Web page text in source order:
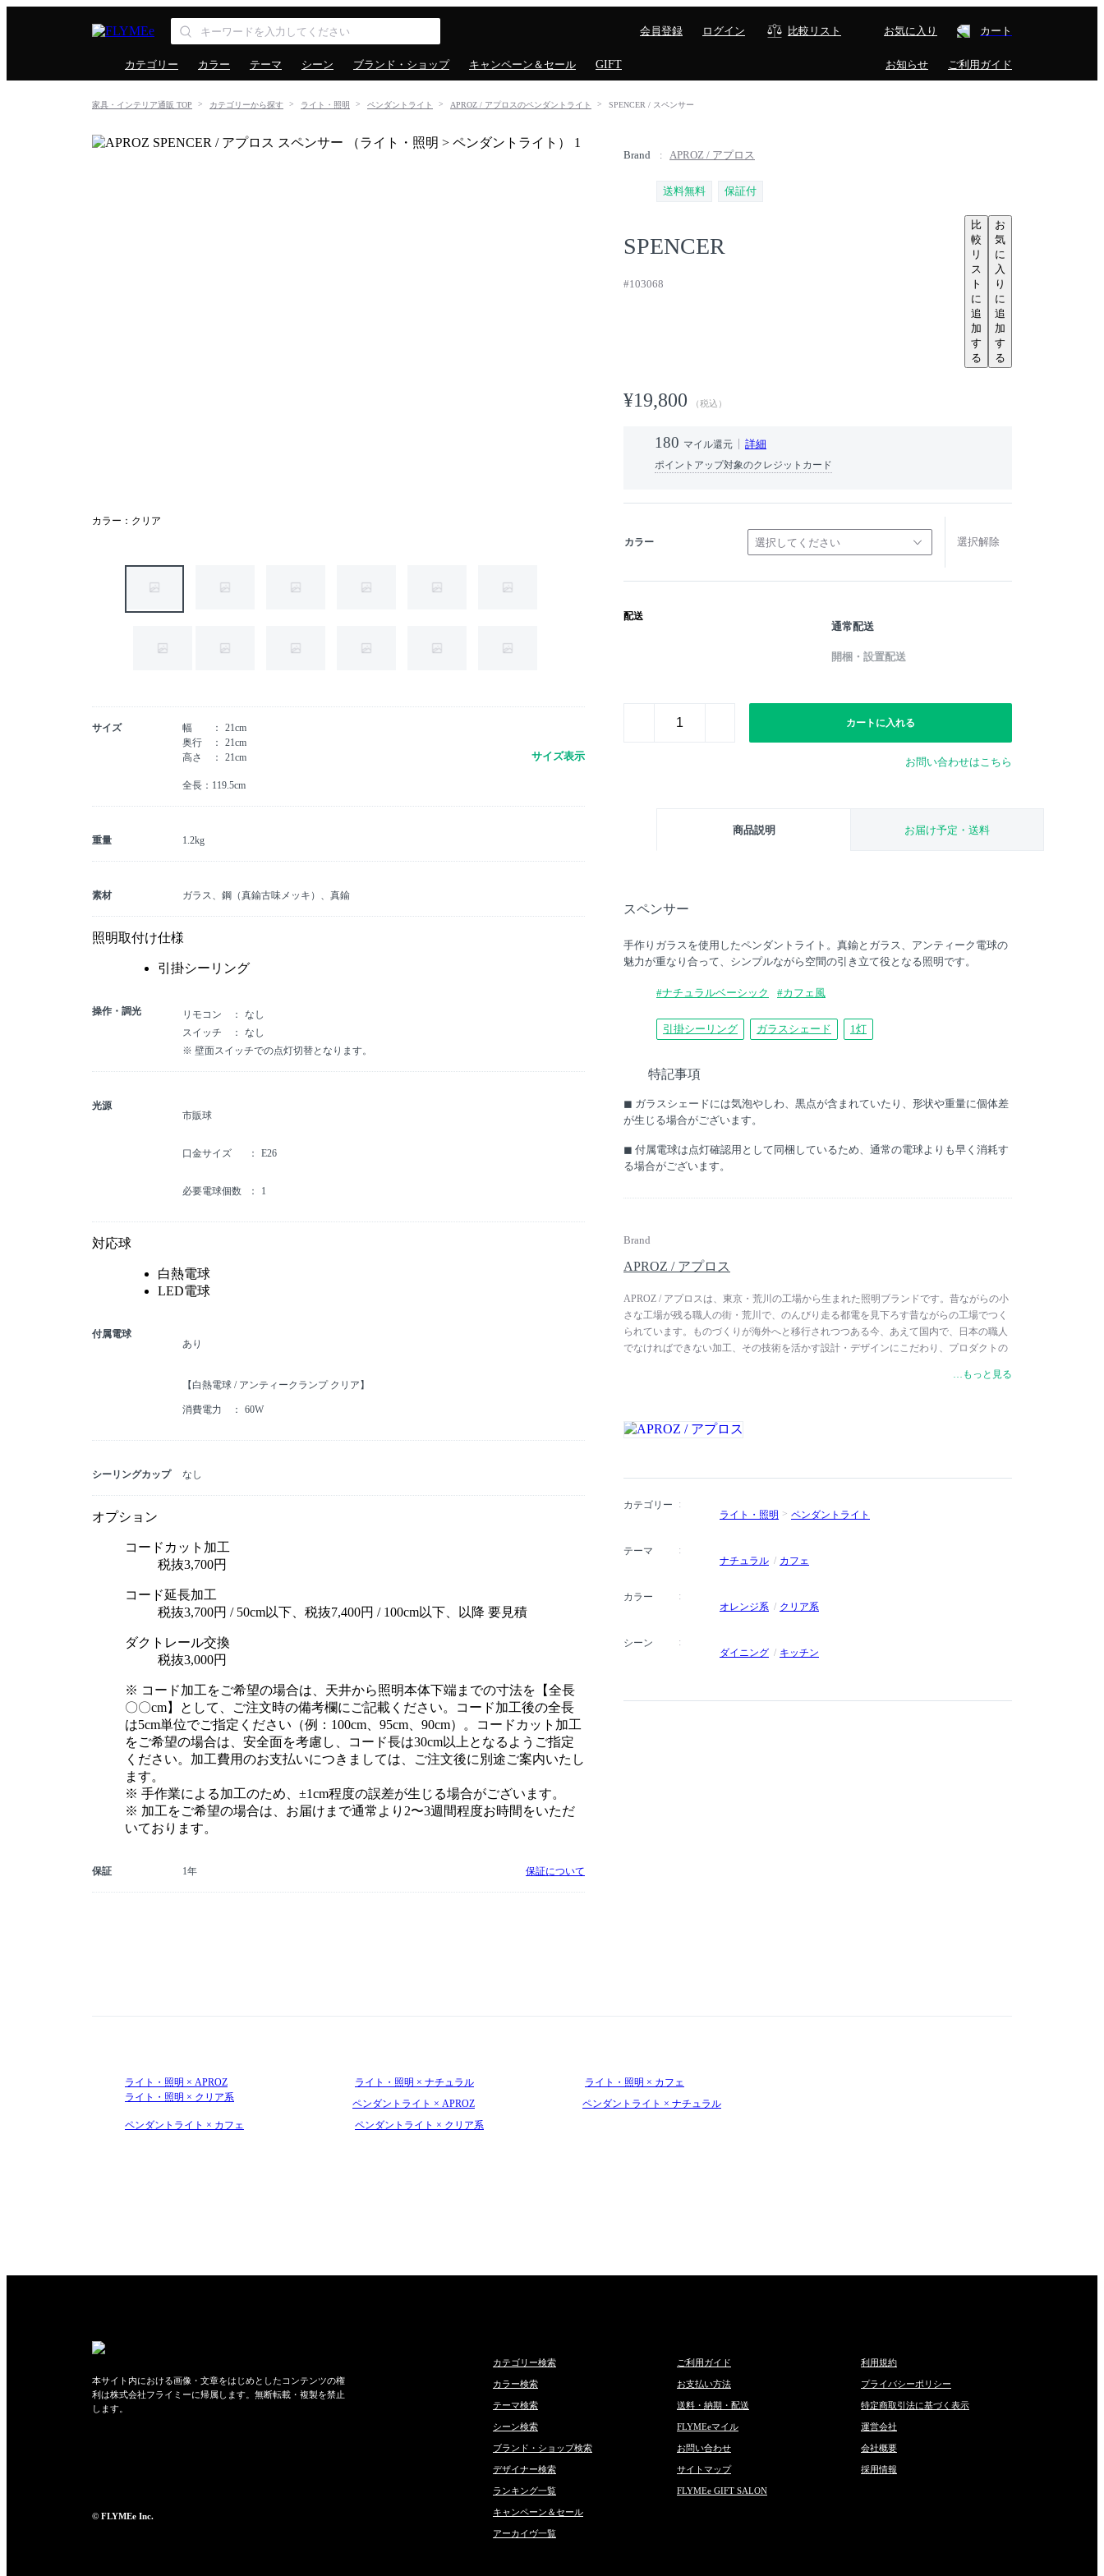
会員登録 ログイン 比較リスト お気に入り カート
カテゴリー カラー テーマ シーン ブランド・ショップ キャンペーン＆セール GIFT お知らせ ご利用ガイド
家具・インテリア通販 TOP カテゴリーから探す ライト・照明 ペンダントライト APROZ / アプロスのペンダントライト SPENCER / スペンサー
Brand APROZ / アプロス
送料無料 保証付
SPENCER
#103068
比
較
リ
ス
ト
に
追
加
す
る
お
気
に
入
り
に
追
加
す
る
¥19,800 （税込）
180 マイル還元 詳細
ポイントアップ対象のクレジットカード
カラー 選択してください 選択解除
配送
通常配送
開梱・設置配送
カートに入れる
お問い合わせはこちら
商品説明 お届け予定・送料
スペンサー
手作りガラスを使用したペンダントライト。真鍮とガラス、アンティーク電球の
魅力が重なり合って、シンプルながら空間の引き立て役となる照明です。
#ナチュラルベーシック #カフェ風
引掛シーリング ガラスシェード 1灯
特記事項
◼︎ ガラスシェードには気泡やしわ、黒点が含まれていたり、形状や重量に個体差
が生じる場合がございます。
◼︎ 付属電球は点灯確認用として同梱しているため、通常の電球よりも早く消耗す
る場合がございます。
Brand
APROZ / アプロス
APROZ / アプロスは、東京・荒川の工場から生まれた照明ブランドです。昔ながらの小
さな工場が残る職人の街・荒川で、のんびり走る都電を見下ろす昔ながらの工場でつく
られています。ものづくりが海外へと移行されつつある今、あえて国内で、日本の職人
でなければできない加工、その技術を活かす設計・デザインにこだわり、プロダクトの
っています。ブランド名には、最初（A）から最後（Z）まで、プロ（PRO）として実直
…もっと見る
カテゴリー
ライト・照明
ペンダントライト
テーマ
ナチュラル
カフェ
カラー
オレンジ系
クリア系
シーン
ダイニング
キッチン
カラー：クリア
サイズ 幅
21cm
奥行
21cm
高さ
21cm
全長：119.5cm
サイズ表示
重量 1.2kg
素材 ガラス、鋼（真鍮古味メッキ）、真鍮
照明取付け仕様
引掛シーリング
操作・調光 リモコン
なし
スイッチ
なし
※ 壁面スイッチでの点灯切替となります。
光源
市販球
口金サイズ E26
必要電球個数 1
対応球
白熱電球
LED電球
付属電球
あり
【白熱電球 / アンティークランプ クリア】
消費電力 60W
シーリングカップ なし
オプション
コードカット加工
税抜3,700円
コード延長加工
税抜3,700円 / 50cm以下、税抜7,400円 / 100cm以下、以降 要見積
ダクトレール交換
税抜3,000円
※ コード加工をご希望の場合は、天井から照明本体下端までの寸法を【全長
〇〇cm】として、ご注文時の備考欄にご記載ください。コード加工後の全長
は5cm単位でご指定ください（例：100cm、95cm、90cm）。コードカット加工
をご希望の場合は、安全面を考慮し、コード長は30cm以上となるようご指定
ください。加工費用のお支払いにつきましては、ご注文後に別途ご案内いたし
ます。
※ 手作業による加工のため、±1cm程度の誤差が生じる場合がございます。
※ 加工をご希望の場合は、お届けまで通常より2〜3週間程度お時間をいただ
いております。
保証 1年 保証について
ライト・照明 × APROZ ライト・照明 × ナチュラル
ライト・照明 × カフェ
ライト・照明 × クリア系
ペンダントライト × APROZ
ペンダントライト × ナチュラル
ペンダントライト × カフェ
ペンダントライト × クリア系
本サイト内における画像・文章をはじめとしたコンテンツの権
利は株式会社フライミーに帰属します。無断転載・複製を禁止
します。
© FLYMEe Inc.
カテゴリー検索
カラー検索
テーマ検索
シーン検索
ブランド・ショップ検索
デザイナー検索
ランキング一覧
キャンペーン＆セール
アーカイヴ一覧
ご利用ガイド
お支払い方法
送料・納期・配送
FLYMEeマイル
お問い合わせ
サイトマップ
FLYMEe GIFT SALON
利用規約
プライバシーポリシー
特定商取引法に基づく表示
運営会社
会社概要
採用情報